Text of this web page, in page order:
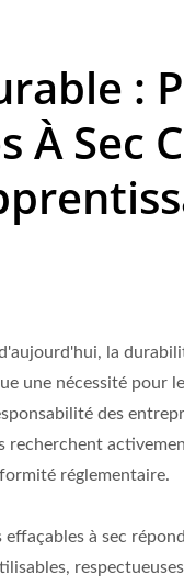
:
À Sec
la
une nécessité pour
des
recherchent
réglementaire.
effaçables à sec